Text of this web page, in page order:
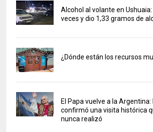
Alcohol al volante en
veces y dio 1,33 gramos de
¿Dónde están los recursos
El Papa vuelve a la Argentina:
confirmó una visita histórica
nunca realizó